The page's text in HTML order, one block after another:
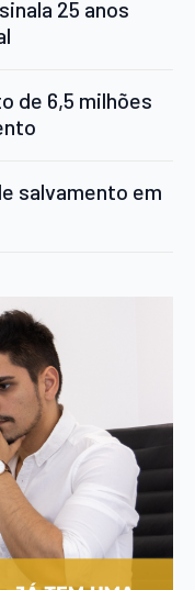
25 anos
de 6,5 milhões
salvamento em